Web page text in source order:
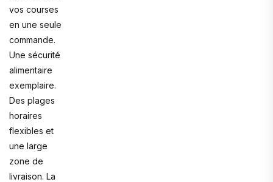
vos courses
en une seule
commande.
Une sécurité
alimentaire
exemplaire.
Des plages
horaires
flexibles et
une large
zone de
livraison. La